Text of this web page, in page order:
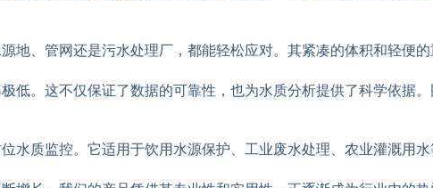
地、管网还是污水处理厂，都能轻松应对。其紧凑的体积和轻便
低。这不仅保证了数据的可靠性，也为水质分析提供了科学依据
水质监控。它适用于饮用水源保护、工业废水处理、农业灌溉用